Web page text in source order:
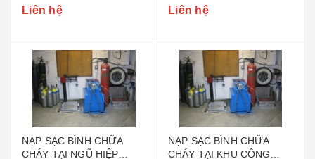
HUYỆN THANH TRÌ HÀ
Liên hệ
HUYỆN THANH TRÌ HÀ
Liên hệ
NẠP SẠC BÌNH CHỮA
CHÁY TẠI NGŨ HIỆP
NẠP SẠC BÌNH CHỮA
CHÁY TẠI KHU CÔNG